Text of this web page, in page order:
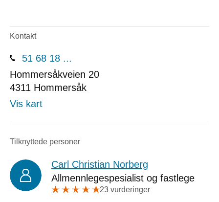
Kontakt
51 68 18 ...
Hommersåkveien 20
4311 Hommersåk
Vis kart
Tilknyttede personer
Carl Christian Norberg
Allmennlegespesialist og fastlege
23 vurderinger